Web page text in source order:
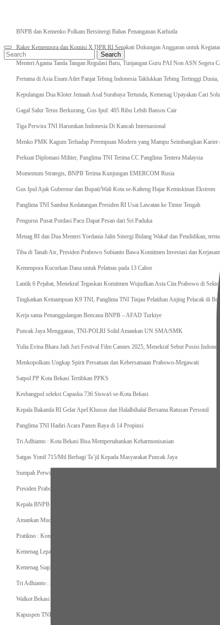
BNPB dan Kemenko Polkam Bersinergi Bahas Penanganan Karhutla
Raker Kemenpora dan Komisi X DPR RI Sepakati Dukungan Anggaran untuk
Menteri Agama Tanda Tangan Regulasi Baru, Tunjangan Guru PAI Non ASN Segera
Pertama di Asia Enam Atlet Panjat Tebing Indonesia Taklukkan Tebing Tertinggi
Kepulangan Dua Kloter Jemaah Asal Surabaya Tertunda, Kemenag Upayakan Cari
Gagal Salur Terus Berkurang, Gus Ipul: 405 Ribu Lebih Bansos Cair
Tiga Perwira TNI Harumkan Indonesia Di Kancah Internasional
Menko PMK Kagum Terhadap Perempuan Modern yang Mampu Seimbangkan Karier
Perkuat Diplomasi Militer, Panglima TNI Terima CC Panglima Tentera Malaysia
Momentum Strategis, BNPB Terima Kunjungan EMERCOM Rusia
Gus Ipul Ajak Gubernur dan Bupati/Wali Kota se-Kalteng Hajar Kemiskinan Ekstrem
Panglima TNI Sambut Kedatangan Presiden RI Usai Lawatan ke Timur Tengah
Pengurus Pusat Pordasi Pacu Dapat Pesan dari Sri Paduka
Menag RI dan Dua Menteri Yordania Jalin Sinergi Bidang Wakaf dan Pendidikan,
Tiba di Tanah Air, Presiden Prabowo Subianto Bawa Komitmen Investasi dan
Kemenpora Kucurkan Dana untuk Pelatnas pada 13 Cabor
Lantik 6 Pejabat, Menekraf Tegaskan Komitmen Wujudkan Asta Cita Prabowo di Sektor
Tingkatkan Kemampuan K9 TNI, Panglima TNI Tinjau Pelatihan Anjing Pelacak di
Kerja sama Penanggulangan Bencana BNPB – AFAD Turkiye
Puncak Jaya Mengganas, TNI-POLRI Solid Amankan UN SMA/SMK
Yulia Evina Bhara Jadi Juri Festival Film Cannes 2025, Menekraf Sebut Posisi
Menkopolkam Ungkap Spirit Persatuan dan Kebersamaan Prabowo-Megawati
Satpol PP Kota Bekasi Tertibkan PPKS
Kesbangpol seleksi Capaska 736 Siswa/i se-Kota Bekasi
Kepala Bakamla RI Gelar Apel Khusus dan Halalbihalal Bersama Ratusan Personil
Panglima TNI Hadiri Acara Panen Raya di 14 Propinsi
Tri Adhianto : Kota Bekasi Bisa Mempertahankan Keharmonisasian
Satgas Yonif 715/Mtl Berbagi Ta’jil Kepada Masyarakat Puncak Jaya
Sumpah Perwira Sebagai Janji Suci Pegangan Seumur Hidup
Presiden Prabowo Serahkan Zakat kepada BAZNAS di Istana Negara
Kepala BNPB Himbau Pemda Waspada Potensi Bencana Saat Lebaran
Amankan Mudik, Panglima TNI Kerahkan 66714 Personel Dan Alutsista
Pratikno : Kondisi Keamanan di Yahukimo Terkendali, Layanan Pendidikan dan
Kemenag Lepas Ratusan Peserta Program Mudik Gratis 1446 H/2025M
Kemenag Siapkan 6.180 Posko Masjid Ramah Mudik Lebaran 2025
Tri Adhianto : Barang Kadaluarsa Segera di Kembalikan
Walkot Bekasi Periksa Kesesuaian Takaran SPBU Saat Mudik Lebaran 2025
Kapuspen TNI : Media dan Pemangku Kepentingan Bersatu Wujudkan Mudik Aman
Enter
Keyword
Search
for:
Search
Search